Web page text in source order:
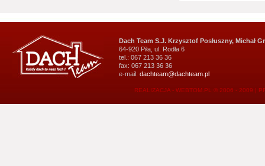
Dach Team S.J. Krzysztof Posłuszny, Michał
64-920 Piła, ul. Rodła 6
tel.: 067 213 36 36
fax: 067 213 36 36
e-mail: dachteam@dachteam.pl
REALIZACJA - WEBTOM.PL © 2006 - 2009 |